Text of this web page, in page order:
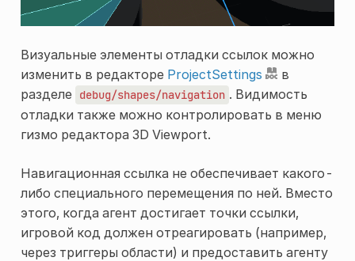
Визуальные элементы отладки ссылок можно
изменить в редакторе ProjectSettings
в
разделе debug/shapes/navigation . Видимость
отладки также можно контролировать в меню
гизмо редактора 3D Viewport.
Навигационная ссылка не обеспечивает какого-
либо специального перемещения по ней. Вместо
этого, когда агент достигает точки ссылки,
игровой код должен отреагировать (например,
через триггеры области) и предоставить агенту